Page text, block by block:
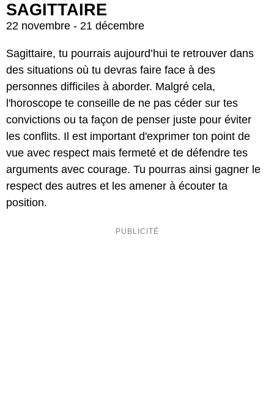
SAGITTAIRE
22 novembre - 21 décembre
Sagittaire, tu pourrais aujourd’hui te retrouver dans
des situations où tu devras faire face à des
personnes difficiles à aborder. Malgré cela,
l'horoscope te conseille de ne pas céder sur tes
convictions ou ta façon de penser juste pour éviter
les conflits. Il est important d'exprimer ton point de
vue avec respect mais fermeté et de défendre tes
arguments avec courage. Tu pourras ainsi gagner le
respect des autres et les amener à écouter ta
position.